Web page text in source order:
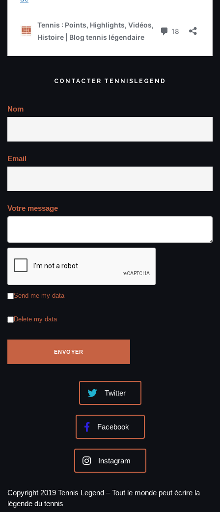
CONTACTER TENNISLEGEND
Nom
Email
Votre message
Send me my data
Delete my data
Twitter
Facebook
Instagram
Copyright 2019 Tennis Legend – Tout le monde peut écrire la
légende du tennis